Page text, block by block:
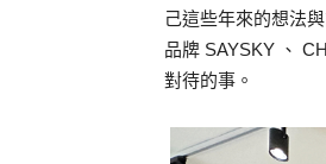
己這些年來的想法
品牌 SAYSKY 、
對待的事。